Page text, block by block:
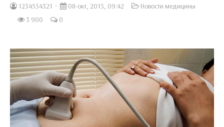
1234554321 08-окт, 2015, 09:42
Новости медицины
3 900
0